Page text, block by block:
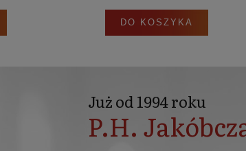
DO KOSZYKA
Już od 1994 roku
P.H.